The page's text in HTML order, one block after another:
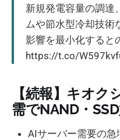
新規発電容量の調達
ムや節水型冷却技術
影響を最小化すると
https://t.co/
【続報】キオク
需でNAND・
AIサーバー需要の急